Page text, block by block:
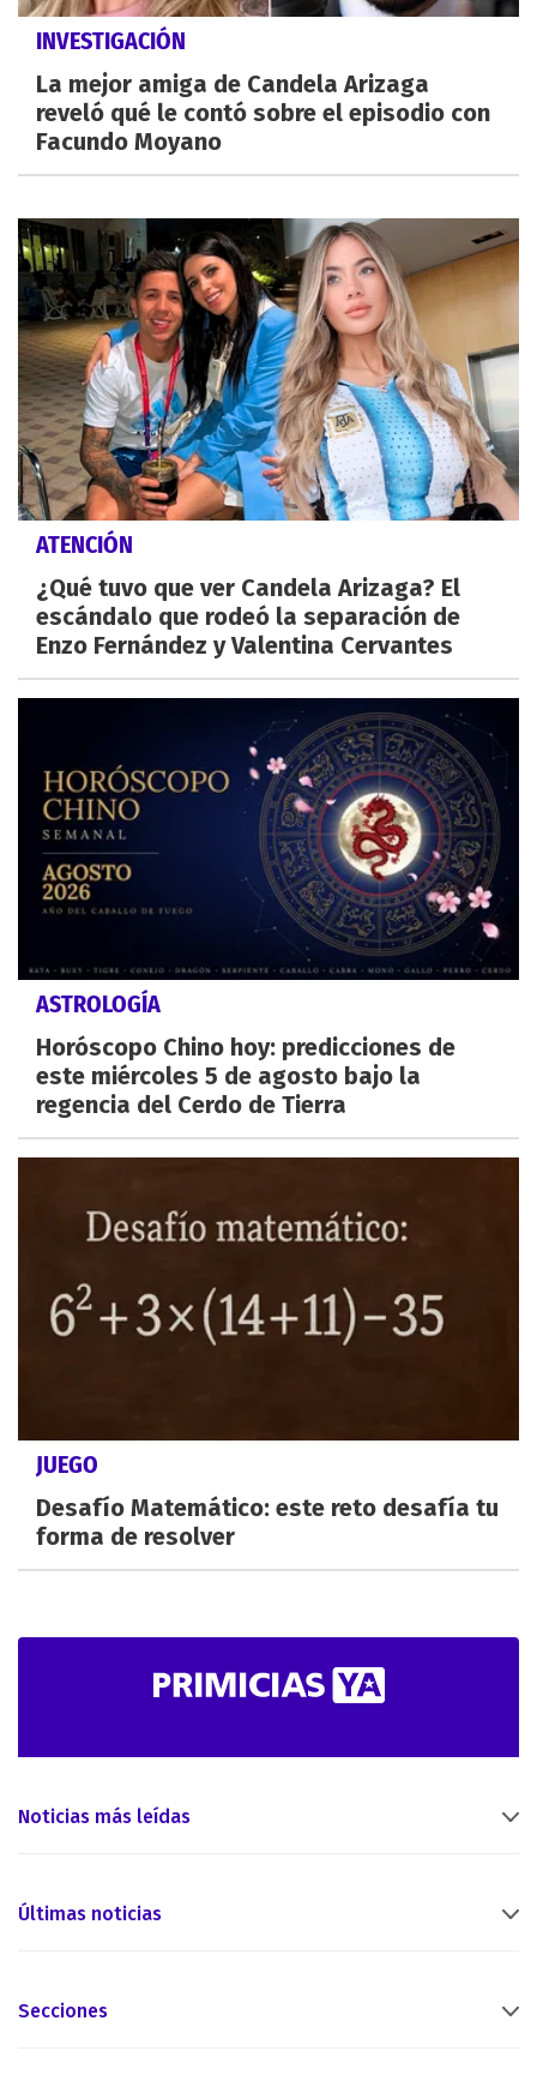
INVESTIGACIÓN
La mejor amiga de Candela Arizaga
reveló qué le contó sobre el episodio con
Facundo Moyano
ATENCIÓN
¿Qué tuvo que ver Candela Arizaga? El
escándalo que rodeó la separación de
Enzo Fernández y Valentina Cervantes
ASTROLOGÍA
Horóscopo Chino hoy: predicciones de
este miércoles 5 de agosto bajo la
regencia del Cerdo de Tierra
JUEGO
Desafío Matemático: este reto desafía tu
forma de resolver
Noticias más leídas
Últimas noticias
Secciones